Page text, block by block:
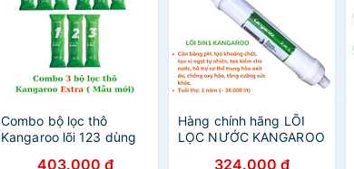
Combo bộ lọc thô
Kangaroo lõi 123 dùng
403.000 đ
Hàng chính hãng LÕI
LỌC NƯỚC KANGAROO
324.000 đ